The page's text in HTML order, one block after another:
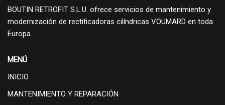
BOUTIN RETROFIT S.L.U. ofrece servicios de mantenimiento y
modernización de rectificadoras cilíndricas VOUMARD en toda
Europa.
MENÚ
INICIO
MANTENIMIENTO Y REPARACIÓN